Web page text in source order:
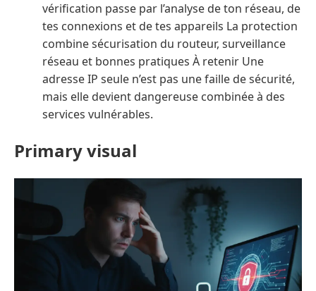
vérification passe par l’analyse de ton réseau, de
tes connexions et de tes appareils La protection
combine sécurisation du routeur, surveillance
réseau et bonnes pratiques À retenir Une
adresse IP seule n’est pas une faille de sécurité,
mais elle devient dangereuse combinée à des
services vulnérables.
Primary visual